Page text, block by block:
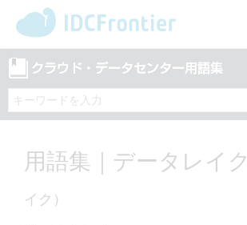
用語集｜データレイク
イク）